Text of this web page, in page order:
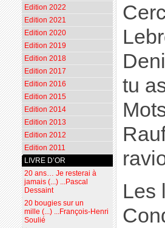
tu
Les
Edition 2022
Edition 2021
Edition 2020
Edition 2019
Edition 2018
Edition 2017
Edition 2016
Edition 2015
Edition 2014
Edition 2013
Edition 2012
Edition 2011
LIVRE D’OR
20 ans… Je resterai à
jamais (...) ...Pascal
Dessaint
20 bougies sur un
mille (...) ...François-Henri
Soulié